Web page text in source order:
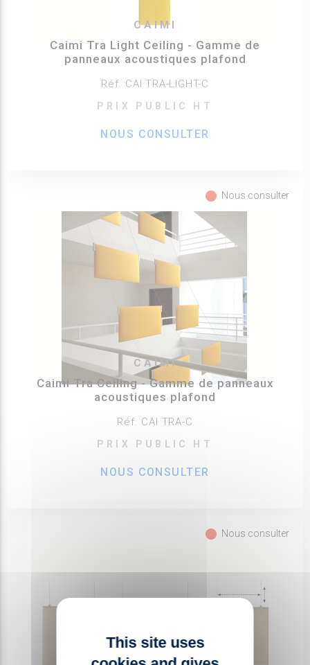
CAIMI
Caimi Tra Light Ceiling - Gamme de
panneaux acoustiques plafond
Réf. CAI TRA-LIGHT-C
PRIX PUBLIC HT
NOUS CONSULTER
fiber_manual_record Nous consulter
CAIMI
Caimi Tra Ceiling - Gamme de panneaux
acoustiques plafond
Réf. CAI TRA-C
PRIX PUBLIC HT
NOUS CONSULTER
fiber_manual_record Nous consulter
This site uses